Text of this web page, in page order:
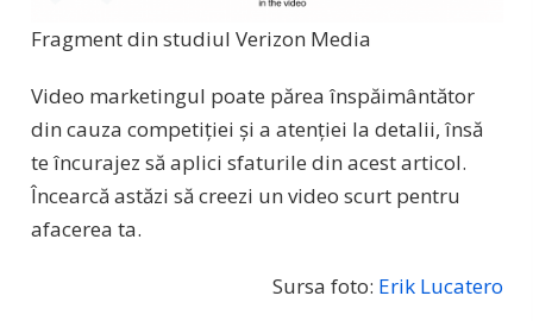
Fragment din studiul Verizon Media
Video marketingul poate părea înspăimântător
din cauza competiției și a atenției la detalii, însă
te încurajez să aplici sfaturile din acest articol.
Încearcă astăzi să creezi un video scurt pentru
afacerea ta.
Sursa foto: Erik Lucatero